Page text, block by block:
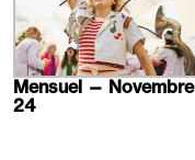
Mensuel — Novembre
24